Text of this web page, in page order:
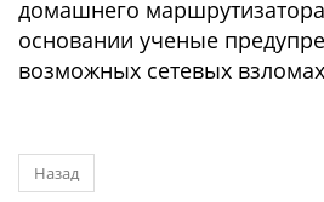
домашнего
основании ученые
возможных сетевых
Назад